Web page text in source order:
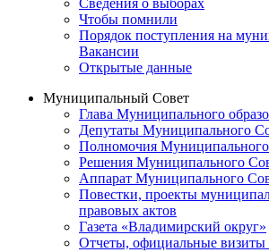
Сведения о выборах
Чтобы помнили
Порядок поступления на
Вакансии
Открытые данные
Муниципальный Совет
Глава Муниципального
Депутаты Муниципального
Полномочия Муниципального
Решения Муниципального
Аппарат Муниципального
Повестки, проекты
правовых актов
Газета «Владимирский округ»
Отчеты, официальные визиты